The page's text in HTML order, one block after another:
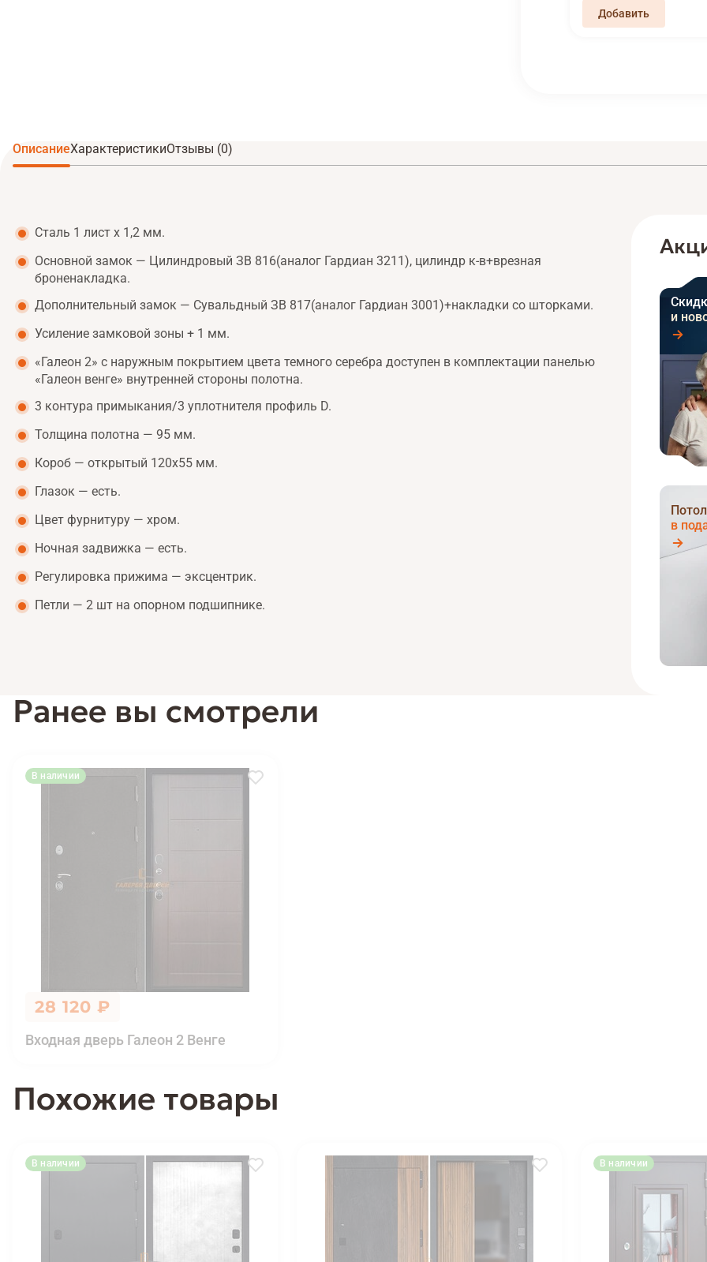
ОписаниеХарактеристикиОтзывы (0)
Сталь 1 лист х 1,2 мм.
Основной замок — Цилиндровый ЗВ 816(аналог Гардиан 3211), цилиндр к-в+врезная
броненакладка.
Дополнительный замок — Сувальдный ЗВ 817(аналог Гардиан 3001)+накладки со шторками.
Усиление замковой зоны + 1 мм​​​​​​.
«Галеон 2» с наружным покрытием цвета темного серебра доступен в комплектации панелью
«Галеон венге» внутренней стороны полотна.
3 контура примыкания/3 уплотнителя профиль D.
Толщина полотна — 95 мм.
Короб — открытый 120х55 мм.
Глазок — есть.
Цвет фурнитуру — хром.
Ночная задвижка — есть.
Регулировка прижима — эксцентрик.
Петли — 2 шт на опорном подшипнике.
и
в
Ранее вы смотрели
В наличии
28 120 ₽
Входная дверь Галеон 2 Венге
Похожие товары
В наличии В наличии